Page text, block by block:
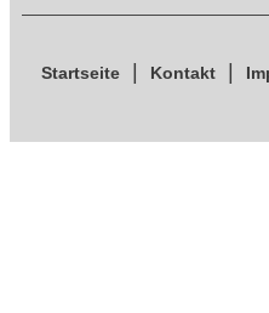
Startseite Kontakt